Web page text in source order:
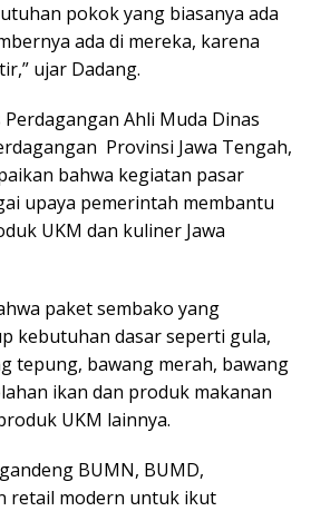
pokok yang biasanya ada
ada di mereka, karena
ujar Dadang.
Ahli Muda Dinas
Provinsi Jawa Tengah,
bahwa kegiatan pasar
upaya pemerintah membantu
UKM dan kuliner Jawa
paket sembako yang
kebutuhan dasar seperti gula,
tepung, bawang merah, bawang
ikan dan produk makanan
UKM lainnya.
BUMN, BUMD,
retail modern untuk ikut